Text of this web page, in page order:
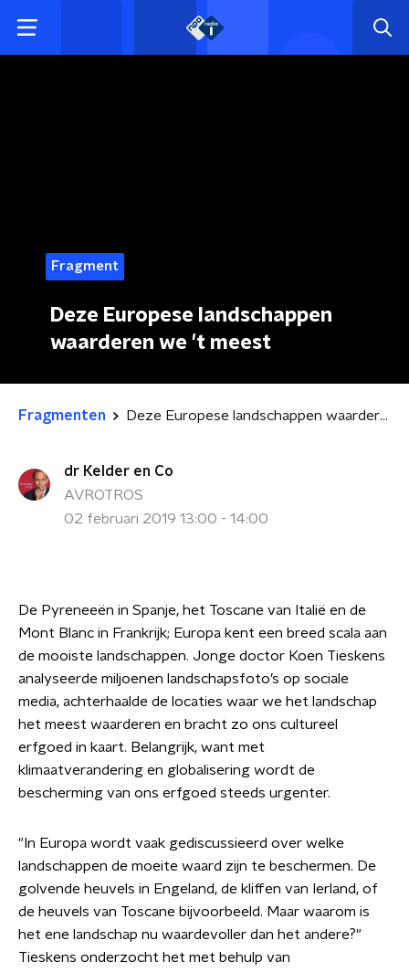
Fragment
Deze Europese landschappen
waarderen we 't meest
Fragmenten Deze Europese landschappen waarderen we 't meest
dr Kelder en Co
AVROTROS
02 februari 2019 13:00 - 14:00
De Pyreneeën in Spanje, het Toscane van Italië en de
Mont Blanc in Frankrijk; Europa kent een breed scala aan
de mooiste landschappen. Jonge doctor Koen Tieskens
analyseerde miljoenen landschapsfoto’s op sociale
media, achterhaalde de locaties waar we het landschap
het meest waarderen en bracht zo ons cultureel
erfgoed in kaart. Belangrijk, want met
klimaatverandering en globalisering wordt de
bescherming van ons erfgoed steeds urgenter.
"In Europa wordt vaak gediscussieerd over welke
landschappen de moeite waard zijn te beschermen. De
golvende heuvels in Engeland, de kliffen van Ierland, of
de heuvels van Toscane bijvoorbeeld. Maar waarom is
het ene landschap nu waardevoller dan het andere?"
Tieskens onderzocht het met behulp van